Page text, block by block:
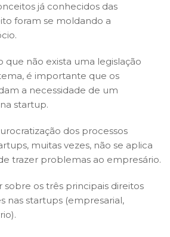
já conhecidos das
foram se moldando a
que não exista uma legislação
é importante que os
a necessidade de um
startup.
dos processos
muitas vezes, não se aplica
trazer problemas ao empresário.
sobre os três principais direitos
nas startups (empresarial,